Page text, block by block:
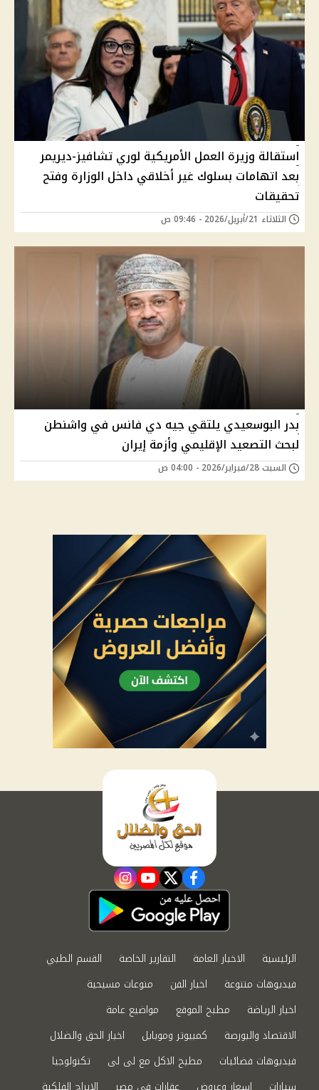
استقالة وزيرة العمل الأمريكية لوري تشافيز-ديريمر
بعد اتهامات بسلوك غير أخلاقي داخل الوزارة وفتح
تحقيقات
الثلاثاء 21/أبريل/2026 - 09:46 ص
بدر البوسعيدي يلتقي جيه دي فانس في واشنطن
لبحث التصعيد الإقليمي وأزمة إيران
السبت 28/فبراير/2026 - 04:00 ص
facebook
twitter
youtube
instagram
الرئيسية الاخبار العامة التقارير الخاصة
القسم الطبي
فيديوهات متنوعة
اخبار الفن
منوعات مسيحية
اخبار الرياضة
مطبخ الموقع
مواضيع عامة
الاقتصاد والبورصة
كمبيوتر وموبايل
اخبار الحق والضلال
فيديوهات فضائيات
مطبخ الاكل مع لى لى
تكنولوجيا